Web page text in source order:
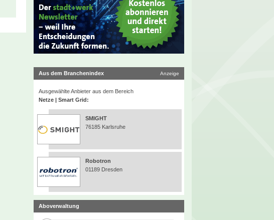
Aus dem Branchenindex Anzeige
Ausgewählte Anbieter aus dem Bereich
Netze | Smart Grid:
SMIGHT
76185 Karlsruhe
Robotron
01189 Dresden
Aboverwaltung